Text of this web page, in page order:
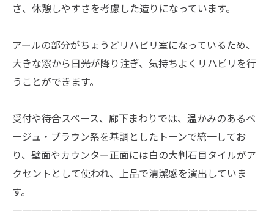
さ、休憩しやすさを考慮した造りになっています。
アールの部分がちょうどリハビリ室になっているため、
大きな窓から日光が降り注ぎ、気持ちよくリハビリを行
うことができます。
受付や待合スペース、廊下まわりでは、温かみのあるベ
ージュ・ブラウン系を基調としたトーンで統一してお
り、壁面やカウンター正面には白の大判石目タイルがア
クセントとして使われ、上品で清潔感を演出していま
す。
一一一一一一一一一一一一一一一一一一一一一一一一一